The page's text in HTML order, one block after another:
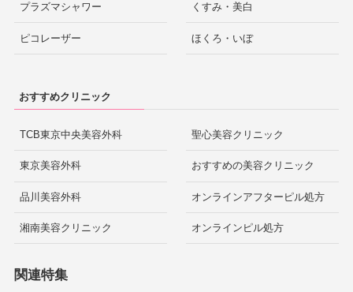
プラズマシャワー
ピコレーザー
くすみ・美白
ほくろ・いぼ
おすすめクリニック
TCB東京中央美容外科
東京美容外科
品川美容外科
湘南美容クリニック
聖心美容クリニック
おすすめの美容クリニック
オンラインアフターピル処方
オンラインピル処方
関連特集